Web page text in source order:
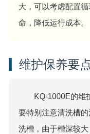
大，可以考虑配置
命，降低运行成本。
维护保养要
KQ-1000E的维
要特别注意清洗槽
洗槽，由于槽深较